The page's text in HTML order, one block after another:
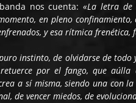
nos cuenta:«La letra de
en pleno
y esa rítmica
instinto, de olvidarse de
por el fango, que
a sí misma, siendo una con
de vencer miedos, de